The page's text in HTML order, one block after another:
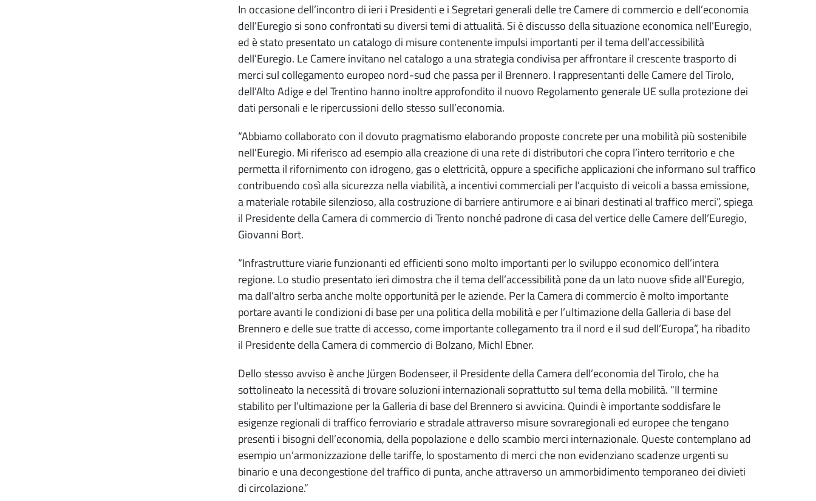
In occasione dell’incontro di ieri i Presidenti e i Segretari generali delle tre Camere di commercio e dell’economia
dell’Euregio si sono confrontati su diversi temi di attualità. Si è discusso della situazione economica nell’Euregio,
ed è stato presentato un catalogo di misure contenente impulsi importanti per il tema dell’accessibilità
dell’Euregio. Le Camere invitano nel catalogo a una strategia condivisa per affrontare il crescente trasporto di
merci sul collegamento europeo nord-sud che passa per il Brennero. I rappresentanti delle Camere del Tirolo,
dell’Alto Adige e del Trentino hanno inoltre approfondito il nuovo Regolamento generale UE sulla protezione dei
dati personali e le ripercussioni dello stesso sull’economia.
“Abbiamo collaborato con il dovuto pragmatismo elaborando proposte concrete per una mobilità più sostenibile
nell’Euregio. Mi riferisco ad esempio alla creazione di una rete di distributori che copra l’intero territorio e che
permetta il rifornimento con idrogeno, gas o elettricità, oppure a specifiche applicazioni che informano sul traffico
contribuendo così alla sicurezza nella viabilità, a incentivi commerciali per l’acquisto di veicoli a bassa emissione,
a materiale rotabile silenzioso, alla costruzione di barriere antirumore e ai binari destinati al traffico merci”, spiega
il Presidente della Camera di commercio di Trento nonché padrone di casa del vertice delle Camere dell’Euregio,
Giovanni Bort.
“Infrastrutture viarie funzionanti ed efficienti sono molto importanti per lo sviluppo economico dell’intera
regione. Lo studio presentato ieri dimostra che il tema dell’accessibilità pone da un lato nuove sfide all’Euregio,
ma dall’altro serba anche molte opportunità per le aziende. Per la Camera di commercio è molto importante
portare avanti le condizioni di base per una politica della mobilità e per l’ultimazione della Galleria di base del
Brennero e delle sue tratte di accesso, come importante collegamento tra il nord e il sud dell’Europa”, ha ribadito
il Presidente della Camera di commercio di Bolzano, Michl Ebner.
Dello stesso avviso è anche Jürgen Bodenseer, il Presidente della Camera dell’economia del Tirolo, che ha
sottolineato la necessità di trovare soluzioni internazionali soprattutto sul tema della mobilità. “Il termine
stabilito per l’ultimazione per la Galleria di base del Brennero si avvicina. Quindi è importante soddisfare le
esigenze regionali di traffico ferroviario e stradale attraverso misure sovraregionali ed europee che tengano
presenti i bisogni dell’economia, della popolazione e dello scambio merci internazionale. Queste contemplano ad
esempio un’armonizzazione delle tariffe, lo spostamento di merci che non evidenziano scadenze urgenti su
binario e una decongestione del traffico di punta, anche attraverso un ammorbidimento temporaneo dei divieti
di circolazione.”